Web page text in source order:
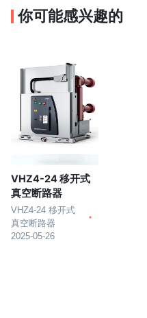
你可能感兴趣的
VHZ4-24 移开式
真空断路器
VHZ4-24 移开式
真空断路器
2025-05-26